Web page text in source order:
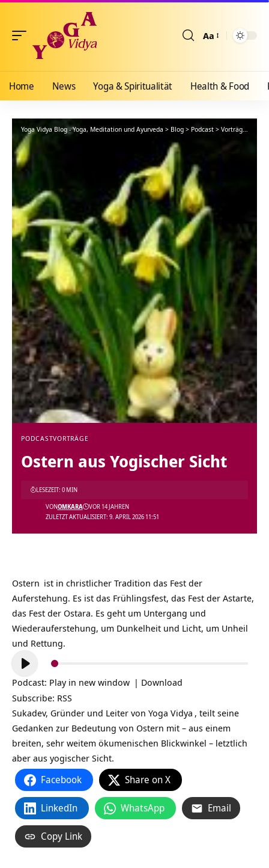
Aa
Home News Yoga & Spiritualität Health & Food
Yoga Vidya Blog - Yoga, Meditation und Ayurveda > Blog > Podcast > Vorträge >
PODCASTVORTRÄGE
Ostern aus Yogischer Sicht
ZULETZT AKTUALISIERT: 9. APRIL 2026 11:51
VONOMKARA VOR 14 JAHREN
LESEZEIT: 0 MIN
Ostern ist in christlicher Tradition das Fest der
Auferstehung. Es ist das Frühlingsfest, das Fest der Astarte,
das Fest der Ostara. Es geht um Untergang und
Wiederauferstehung, um Dunkelheit und Licht, um Unheil
und Rettung.
Audio-
Player
Podcast: Play in new window | Download
Subscribe: RSS
Sukadev, Gründer und Leiter von Yoga Vidya , teilt seine
Gedanken zur Bedeutung von Ostern mit – aus einem
breiten, sehr weitem ökumenischen Blickwinkel – letztlich
aber aus yogischer Sicht.
Facebook Share on X
LinkedIn WhatsApp Email
Copy Link